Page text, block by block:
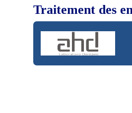
Traitement des